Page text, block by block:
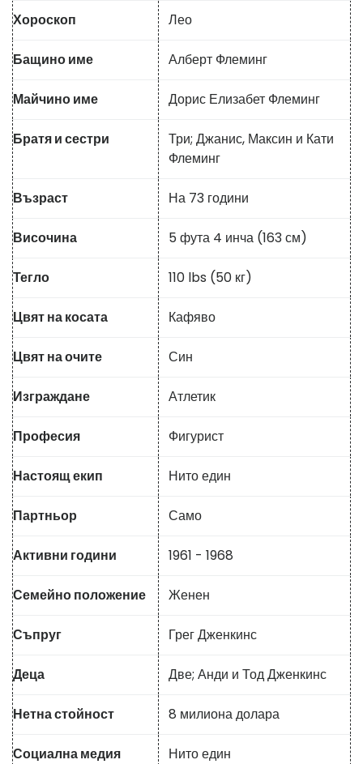
Хороскоп Лео
Бащино име Алберт Флеминг
Майчино име Дорис Елизабет Флеминг
Братя и сестри
Три; Джанис, Максин и Кати
Флеминг
Възраст На 73 години
Височина 5 фута 4 инча (163 см)
Тегло 110 lbs (50 кг)
Цвят на косата Кафяво
Цвят на очите Син
Изграждане Атлетик
Професия Фигурист
Настоящ екип Нито един
Партньор Само
Активни години 1961 - 1968
Семейно положение Женен
Съпруг Грег Дженкинс
Деца Две; Анди и Тод Дженкинс
Нетна стойност 8 милиона долара
Социална медия Нито един